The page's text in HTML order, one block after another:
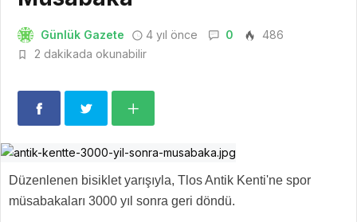
Günlük Gazete 4 yıl önce 0
486
2 dakikada okunabilir
Düzenlenen bisiklet yarışıyla, Tlos Antik Kenti'ne spor
müsabakaları 3000 yıl sonra geri döndü.